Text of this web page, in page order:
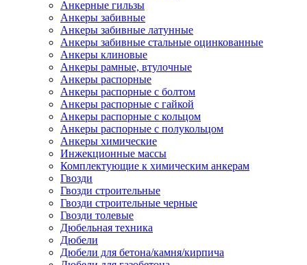
Анкерные гильзы
Анкеры забивные
Анкеры забивные латунные
Анкеры забивные стальные оцинкованные
Анкеры клиновые
Анкеры рамные, втулочные
Анкеры распорные
Анкеры распорные с болтом
Анкеры распорные с гайкой
Анкеры распорные с кольцом
Анкеры распорные с полукольцом
Анкеры химические
Инжекционные массы
Комплектующие к химическим анкерам
Гвозди
Гвозди строительные
Гвозди строительные черные
Гвозди толевые
Дюбельная техника
Дюбели
Дюбели для бетона/камня/кирпича